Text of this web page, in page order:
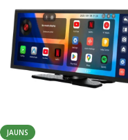
JAUNS